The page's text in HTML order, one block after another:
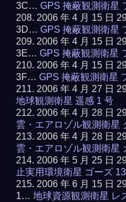
3C…GPS 掩蔽観測衛星
2006 年 4 月 15 日
3D…GPS 掩蔽観測衛星
2006 年 4 月 15 日
3E…GPS 掩蔽観測衛星
2006 年 4 月 15 日
3F…GPS 掩蔽観測衛星
2006 年 4 月 27 日
地球観測衛星 遥感 1 号
2006 年 4 月 28 日
雲・エアロゾル観測衛星
2006 年 4 月 28 日
雲・エアロゾル観測衛星
2006 年 5 月 25 日
止実用環境衛星 ゴーズ
2006 年 6 月 15 日
1…地球資源観測衛星 レ